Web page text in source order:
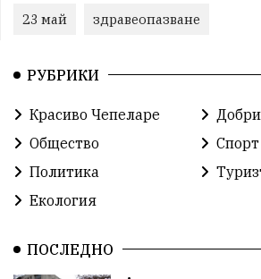
23 май здравеопазване
РУБРИКИ
Красиво Чепеларе
Общество
Спорт
Политика
Екология
ПОСЛЕДНО